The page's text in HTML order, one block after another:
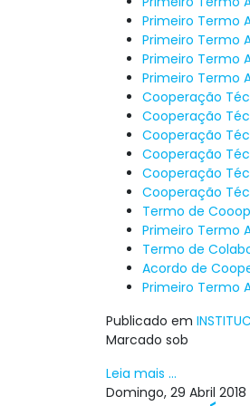
Primeiro Termo
Primeiro Termo
Primeiro Termo
Primeiro Termo
Cooperação
Cooperação
Cooperação
Cooperação
Cooperação
Cooperação
Termo de
Primeiro Termo
Termo de
Acordo de
Primeiro Termo
Publicado em
Marcado sob
Leia mais ...
Domingo, 29 Abril